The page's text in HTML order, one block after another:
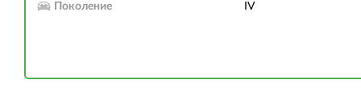
Поколение IV